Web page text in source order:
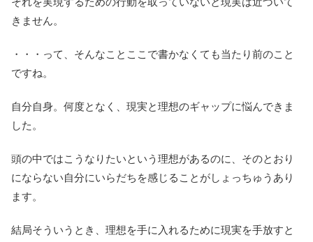
きません。
・・・って、そんなことここで書かなくても当たり前のこと
ですね。
自分自身。何度となく、現実と理想のギャップに悩んできま
した。
頭の中ではこうなりたいという理想があるのに、そのとおり
にならない自分にいらだちを感じることがしょっちゅうあり
ます。
結局そういうとき、理想を手に入れるために現実を手放すと